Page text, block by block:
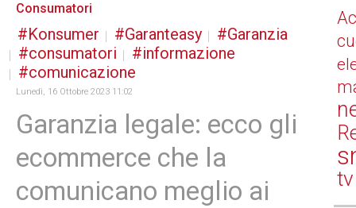
Consumatori
Konsumer Garanteasy
Garanzia
consumatori
informazione
comunicazione
Lunedì, 16 Ottobre 2023 11:02
Garanzia legale: ecco gli
ecommerce che la
comunicano meglio ai
tv